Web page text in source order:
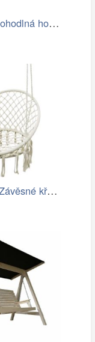
Jedinečná pohodlná houpačka - TS
R2INVEST Závěsné křeslo s třásněmi…